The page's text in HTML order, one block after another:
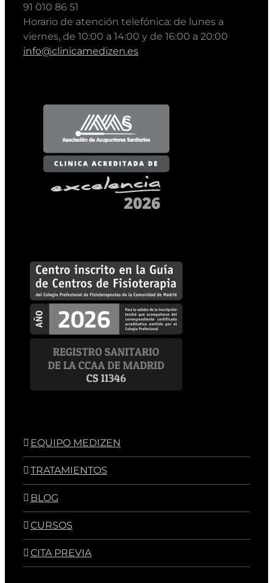
91 010 86 51
Horario de atención telefónica: de lunes a
viernes, de 10:00 a 14:00 y de 16:00 a 20:00
info@clinicamedizen.es
EQUIPO MEDIZEN
TRATAMIENTOS
BLOG
CURSOS
CITA PREVIA